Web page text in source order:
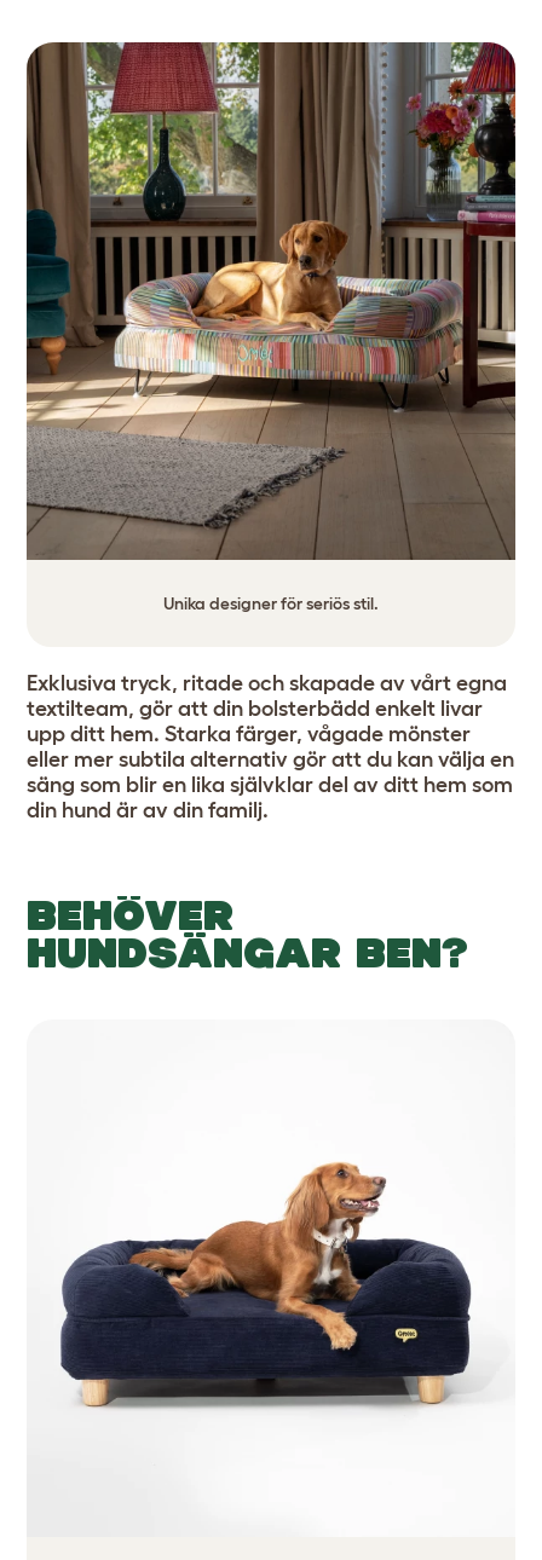
Unika designer för seriös stil.
Exklusiva tryck, ritade och skapade av vårt egna
textilteam, gör att din bolsterbädd enkelt livar
upp ditt hem. Starka färger, vågade mönster
eller mer subtila alternativ gör att du kan välja en
säng som blir en lika självklar del av ditt hem som
din hund är av din familj.
BEHÖVER
HUNDSÄNGAR BEN?